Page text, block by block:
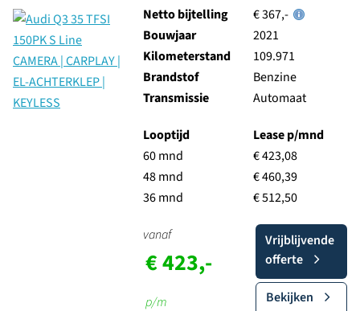
Netto bijtelling
€ 367,-
Bouwjaar
2021
Kilometerstand
109.971
Brandstof
Benzine
Transmissie
Automaat
Looptijd
60 mnd
48 mnd
36 mnd
Lease p/mnd
€ 423,08
€ 460,39
€ 512,50
vanaf
€ 423,-
p/m
Vrijblijvende
offerte
Bekijken